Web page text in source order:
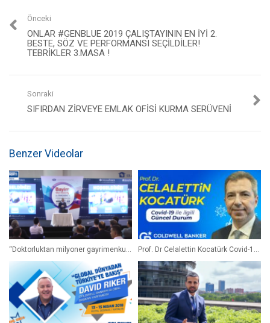
sembolize edecek yeni bir görünüme geçme zamanı geldiğine inandık.
Yolu aydınlatan bir yıldız
Hayallerimize ulaşmamıza rehberlik eden bir yıldız
olmuştur. Simdi yeni ve dinamik görünümümüz ile bir asıra daha izimizi
Kategori:Güncel Videolar,Slider
Önceki
ONLAR #GENBLUE 2019 ÇALIŞTAYININ EN İYI 2.
BESTE, SÖZ VE PERFORMANSI SEÇILDILER!
TEBRIKLER 3.MASA !
Sonraki
SIFIRDAN ZIRVEYE EMLAK OFISI KURMA SERÜVENI
Benzer Videolar
“Doktorluktan milyoner gayrimenkul danışmanına dönüşüm” Dr. Gökhan Taş Prof. Dr Celalettin Kocatürk Covid-19 Güncel Durum Coldwell Banker Sunar